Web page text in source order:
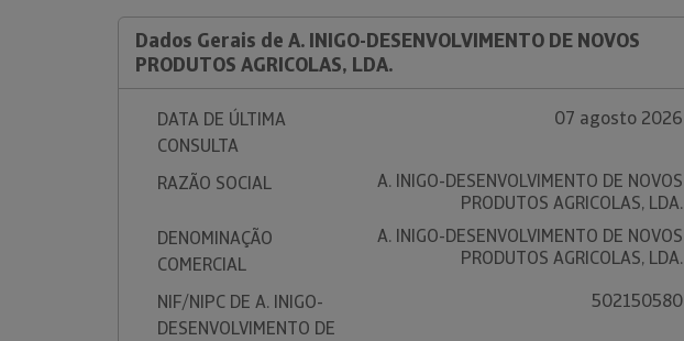
Dados Gerais de A. INIGO-DESENVOLVIMENTO DE NOVOS
PRODUTOS AGRICOLAS, LDA.
DATA DE ÚLTIMA
CONSULTA
07 agosto 2026
RAZÃO SOCIAL
A. INIGO-DESENVOLVIMENTO DE NOVOS
PRODUTOS AGRICOLAS, LDA.
DENOMINAÇÃO
COMERCIAL
A. INIGO-DESENVOLVIMENTO DE NOVOS
PRODUTOS AGRICOLAS, LDA.
NIF/NIPC DE A. INIGO-
DESENVOLVIMENTO DE
502150580